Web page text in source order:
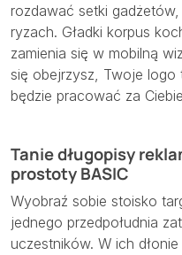
rozdawać setki
ryzach. Gładki korpus
zamienia się w mobilną
się obejrzysz, Twoje
będzie pracować za
Tanie długopisy
prostoty BASIC
Wyobraź sobie stoisko
jednego przedpołudnia
uczestników. W ich